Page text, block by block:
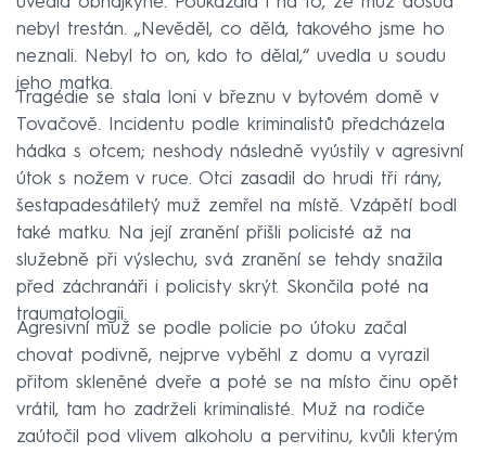
nebyl trestán. „Nevěděl, co dělá, takového jsme ho
neznali. Nebyl to on, kdo to dělal,“ uvedla u soudu
jeho matka.
Tragédie se stala loni v březnu v bytovém domě v
Tovačově. Incidentu podle kriminalistů předcházela
hádka s otcem; neshody následně vyústily v agresivní
útok s nožem v ruce. Otci zasadil do hrudi tři rány,
šestapadesátiletý muž zemřel na místě. Vzápětí bodl
také matku. Na její zranění přišli policisté až na
služebně při výslechu, svá zranění se tehdy snažila
před záchranáři i policisty skrýt. Skončila poté na
traumatologii.
Agresivní muž se podle policie po útoku začal
chovat podivně, nejprve vyběhl z domu a vyrazil
přitom skleněné dveře a poté se na místo činu opět
vrátil, tam ho zadrželi kriminalisté. Muž na rodiče
zaútočil pod vlivem alkoholu a pervitinu, kvůli kterým